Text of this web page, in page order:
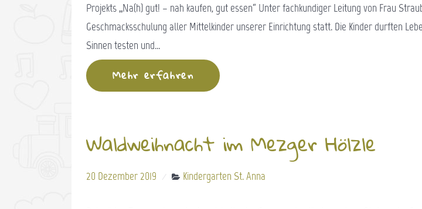
Projekts „Na(h) gut! – nah kaufen, gut essen“ Unter fachkundiger Leitung von Frau
Geschmacksschulung aller Mittelkinder unserer Einrichtung statt. Die Kinder durften
Sinnen testen und…
Mehr erfahren
Waldweihnacht im Mezger Hölzle
20 Dezember 2019 Kindergarten St. Anna